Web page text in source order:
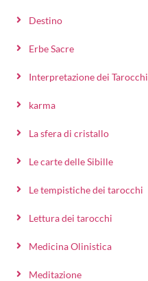
Destino
Erbe Sacre
Interpretazione dei Tarocchi
karma
La sfera di cristallo
Le carte delle Sibille
Le tempistiche dei tarocchi
Lettura dei tarocchi
Medicina Olinistica
Meditazione